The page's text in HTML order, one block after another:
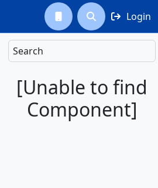
  Login
Search
[Unable to find
Component]